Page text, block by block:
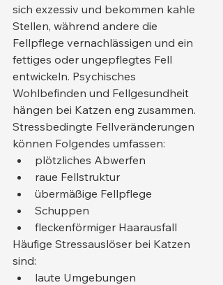
sich exzessiv und bekommen kahle
Stellen, während andere die
Fellpflege vernachlässigen und ein
fettiges oder ungepflegtes Fell
entwickeln. Psychisches
Wohlbefinden und Fellgesundheit
hängen bei Katzen eng zusammen.
Stressbedingte Fellveränderungen
können Folgendes umfassen:
plötzliches Abwerfen
raue Fellstruktur
übermäßige Fellpflege
Schuppen
fleckenförmiger Haarausfall
Häufige Stressauslöser bei Katzen
sind:
laute Umgebungen